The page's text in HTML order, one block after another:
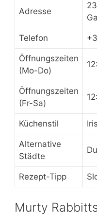
Adresse
Telefon
Öffnungszeiten
(Mo-Do)
Öffnungszeiten
(Fr-Sa)
Küchenstil
Alternative
Städte
Rezept-Tipp
Murty